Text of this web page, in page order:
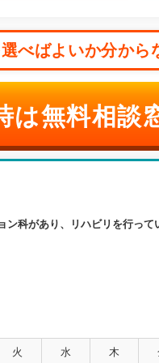
べばよいか分から
は無料相談
科があり、リハビリを行って
火 水 木